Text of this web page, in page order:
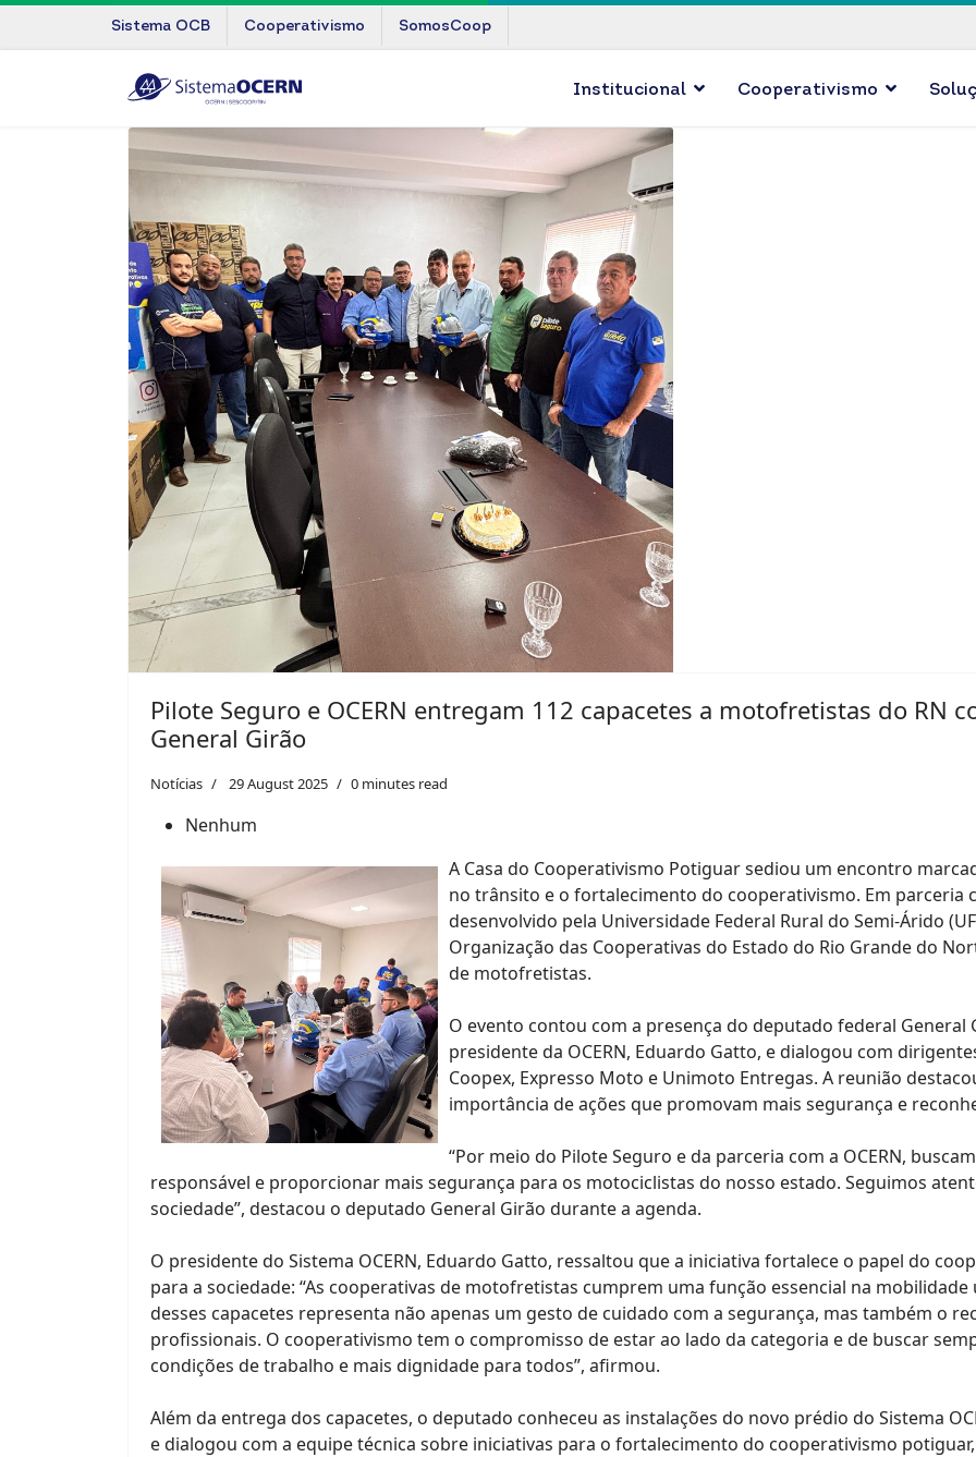
Sistema OCB Cooperativismo SomosCoop
Institucional Cooperativismo
Pilote Seguro e OCERN entregam 112 capacetes a motofretistas do RN
General Girão
Notícias 29 August 2025 0 minutes read
Nenhum
A Casa do Cooperativismo Potiguar sediou um encontro
no trânsito e o fortalecimento do cooperativismo. Em parceria
desenvolvido pela Universidade Federal Rural do Semi-Árido
Organização das Cooperativas do Estado do Rio Grande do
de motofretistas.
O evento contou com a presença do deputado federal
presidente da OCERN, Eduardo Gatto, e dialogou com
Coopex, Expresso Moto e Unimoto Entregas. A reunião
importância de ações que promovam mais segurança e
“Por meio do Pilote Seguro e da parceria com a OCERN,
responsável e proporcionar mais segurança para os motociclistas do nosso estado. Seguimos
sociedade”, destacou o deputado General Girão durante a agenda.
O presidente do Sistema OCERN, Eduardo Gatto, ressaltou que a iniciativa fortalece o papel do
para a sociedade: “As cooperativas de motofretistas cumprem uma função essencial na
desses capacetes representa não apenas um gesto de cuidado com a segurança, mas também o
profissionais. O cooperativismo tem o compromisso de estar ao lado da categoria e de buscar
condições de trabalho e mais dignidade para todos”, afirmou.
Além da entrega dos capacetes, o deputado conheceu as instalações do novo prédio do Sistema
e dialogou com a equipe técnica sobre iniciativas para o fortalecimento do cooperativismo potiguar,